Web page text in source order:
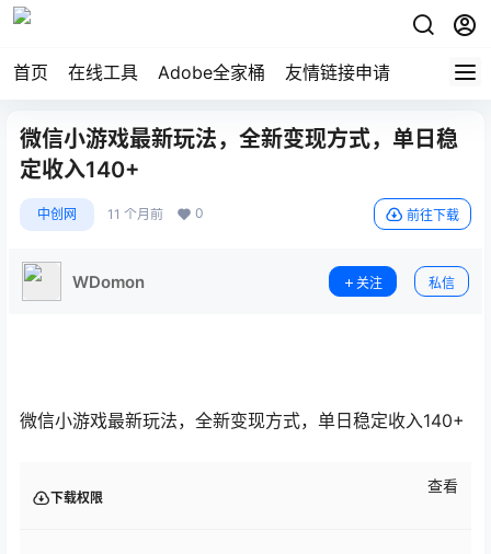
首页 在线工具 Adobe全家桶 友情链接申请
微信小游戏最新玩法，全新变现方式，单日稳
定收入140+
中创网 11 个月前 0 前往下载
WDomon 关注 私信
微信小游戏最新玩法，全新变现方式，单日稳定收入140+
下载权限
查看